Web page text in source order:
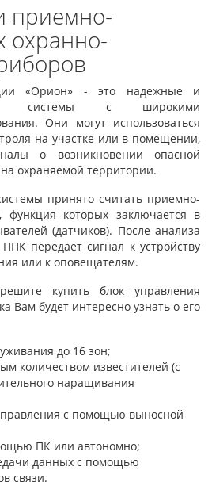
приемно-
охранно-
«Орион» - это надежные и
системы с широкими
Они могут использоваться
на участке или в помещении,
о возникновении опасной
охраняемой территории.
принято считать приемно-
функция которых заключается в
(датчиков). После анализа
передает сигнал к устройству
или к оповещателям.
купить блок управления
Вам будет интересно узнать о его
до 16 зон;
количеством известителей (с
наращивания
с помощью выносной
ПК или автономно;
данных с помощью
связи.